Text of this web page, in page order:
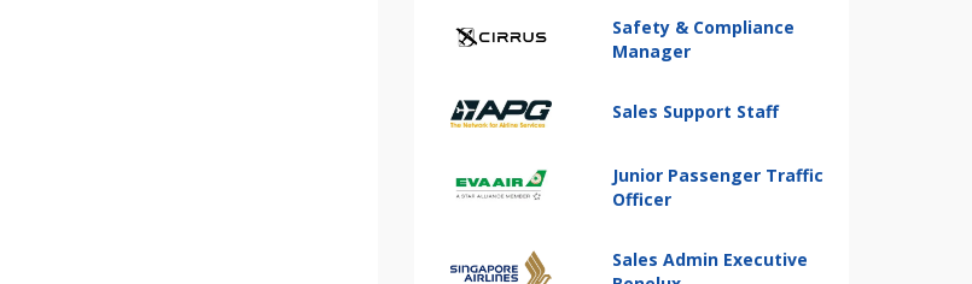
Safety & Compliance
Manager
Sales Support Staff
Junior Passenger Traffic
Officer
Sales Admin Executive